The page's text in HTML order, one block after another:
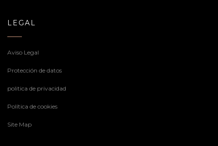
LEGAL
Aviso Legal
Protección de datos
politica de privacidad
Política de cookies
Site Map